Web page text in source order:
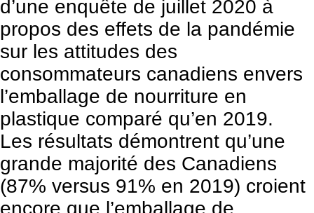
d’une enquête de juillet 2020 à
propos des effets de la pandémie
sur les attitudes des
consommateurs canadiens envers
l’emballage de nourriture en
plastique comparé qu’en 2019.
Les résultats démontrent qu’une
grande majorité des Canadiens
(87% versus 91% en 2019) croient
encore que l’emballage de